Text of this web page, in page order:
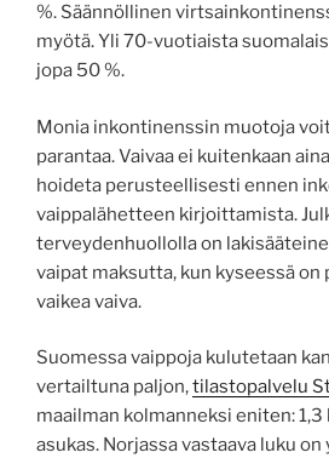
%. Säännöllinen
myötä. Yli 70-vuotiaista
jopa 50 %.
Monia inkontinenssin muotoja
parantaa. Vaivaa ei kuitenkaan
hoideta perusteellisesti ennen
vaippalähetteen kirjoittamista.
terveydenhuollolla on
vaipat maksutta, kun kyseessä on
vaikea vaiva.
Suomessa vaippoja kulutetaan
vertailtuna paljon,tilastopalvelu
maailman kolmanneksi eniten:
asukas. Norjassa vastaava luku